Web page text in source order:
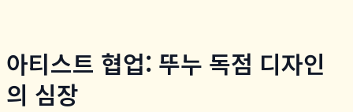
아티스트 협업: 뚜누 독점 디자인
의 심장